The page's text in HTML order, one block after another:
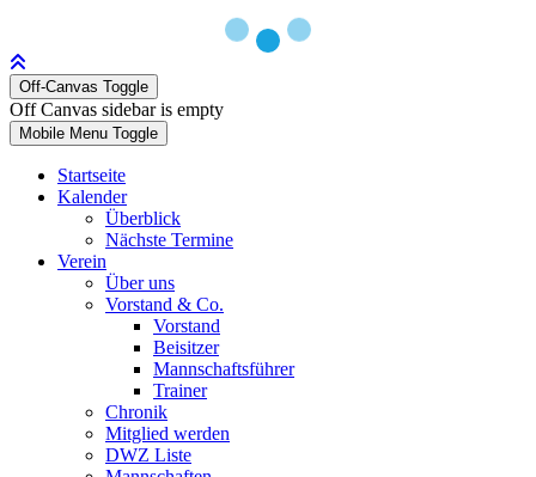
Off-Canvas Toggle
Off Canvas sidebar is empty
Mobile Menu Toggle
Startseite
Kalender
Überblick
Nächste Termine
Verein
Über uns
Vorstand & Co.
Vorstand
Beisitzer
Mannschaftsführer
Trainer
Chronik
Mitglied werden
DWZ Liste